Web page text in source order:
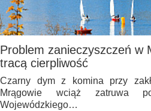
Problem zanieczyszczeń w
tracą cierpliwość
Czarny dym z komina przy
Mrągowie wciąż zatruwa
Wojewódzkiego…